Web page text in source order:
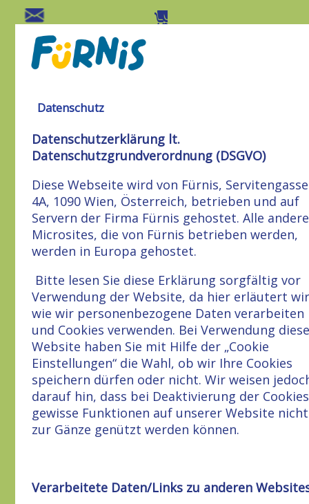
Datenschutz
Datenschutzerklärung lt.
Datenschutzgrundverordnung (DSGVO)
Diese Webseite wird von Fürnis, Servitengasse
4A, 1090 Wien, Österreich, betrieben und auf
Servern der Firma Fürnis gehostet. Alle
Microsites, die von Fürnis betrieben werden,
werden in Europa gehostet.
Bitte lesen Sie diese Erklärung sorgfältig vor
Verwendung der Website, da hier erläutert
wie wir personenbezogene Daten verarbeiten
und Cookies verwenden. Bei Verwendung
Website haben Sie mit Hilfe der „Cookie
Einstellungen“ die Wahl, ob wir Ihre Cookies
speichern dürfen oder nicht. Wir weisen
darauf hin, dass bei Deaktivierung der Cookies
gewisse Funktionen auf unserer Website nicht
zur Gänze genützt werden können.
Verarbeitete Daten/Links zu anderen